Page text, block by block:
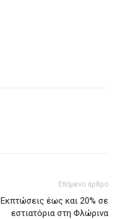
Επόμενο άρθρο
Εκπτώσεις έως και 20% σε
εστιατόρια στη Φλώρινα